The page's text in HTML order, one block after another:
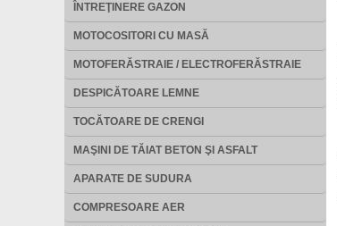
ÎNTREŢINERE GAZON
MOTOCOSITORI CU MASĂ
MOTOFERĂSTRAIE / ELECTROFERĂSTRAIE
DESPICĂTOARE LEMNE
TOCĂTOARE DE CRENGI
MAŞINI DE TĂIAT BETON ŞI ASFALT
APARATE DE SUDURA
COMPRESOARE AER